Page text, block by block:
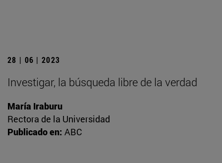
28 | 06 | 2023
Investigar, la búsqueda libre de la verdad
María Iraburu
Rectora de la Universidad
Publicado en: ABC